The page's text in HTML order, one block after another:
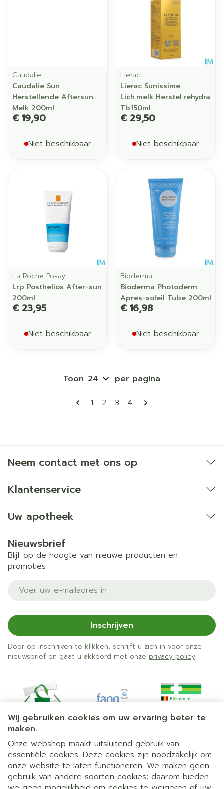
Wij gebruiken cookies om uw ervaring beter te
maken.
Onze webshop maakt uitsluitend gebruik van
essentiële cookies. Deze cookies zijn noodzakelijk om
onze website te laten functioneren. We maken geen
gebruik van andere soorten cookies; daarom bieden
Caudalie
Caudalie Sun
Herstellende Aftersun
Melk 200ml
€ 19,90
Niet beschikbaar
Lierac
Lierac Sunissime
Lich.melk Herstel.rehydra
Tb150ml
€ 29,50
Niet beschikbaar
La Roche Posay
Lrp Posthelios After-sun
200ml
€ 23,95
Niet beschikbaar
Bioderma
Bioderma Photoderm
Apres-soleil Tube 200ml
€ 16,98
Niet beschikbaar
Pagina's
U lees momenteel pagina
1 Pagina
2 Pagina
3 Pagina
4
Toon per pagina
Neem contact met ons op
Klantenservice
Uw apotheek
Nieuwsbrief
Blijf op de hoogte van nieuwe producten en
promoties
E-mail adres
Inschrijven
Door op inschrijven te klikken, schrijft u zich in voor onze
nieuwsbrief en gaat u akkoord met onze privacy policy.
Juridische links